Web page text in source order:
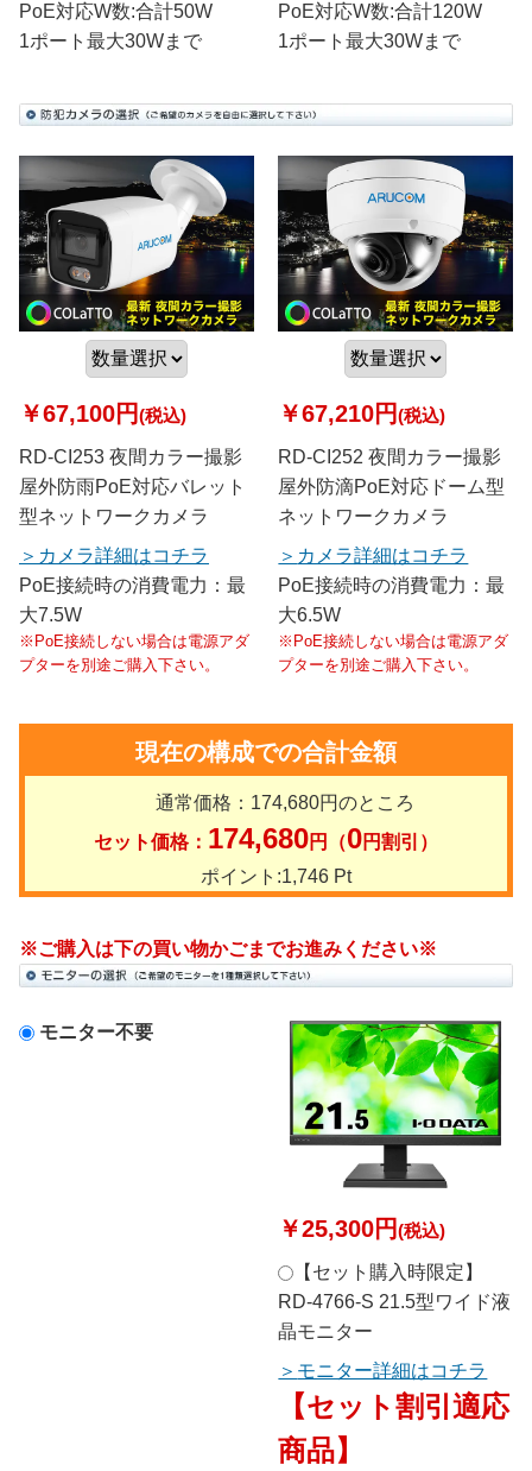
PoE対応W数:合計50W
1ポート最大30Wまで
PoE対応W数:合計120W
1ポート最大30Wまで
￥67,100円(税込)
RD-CI253 夜間カラー撮影
屋外防雨PoE対応バレット
型ネットワークカメラ
カメラ詳細はコチラ
PoE接続時の消費電力：最
大7.5W
※PoE接続しない場合は電源アダ
プターを別途ご購入下さい。
￥67,210円(税込)
RD-CI252 夜間カラー撮影
屋外防滴PoE対応ドーム型
ネットワークカメラ
カメラ詳細はコチラ
PoE接続時の消費電力：最
大6.5W
※PoE接続しない場合は電源アダ
プターを別途ご購入下さい。
現在の構成での合計金額
通常価格： 174,680円のところ
セット価格： 174,680円（0円割引）
ポイント:1,746Pt
※ご購入は下の買い物かごまでお進みください※
モニター不要
￥25,300円(税込)
【セット購入時限定】
RD-4766-S 21.5型ワイド液
晶モニター
モニター詳細はコチラ
【セット割引適応
商品】